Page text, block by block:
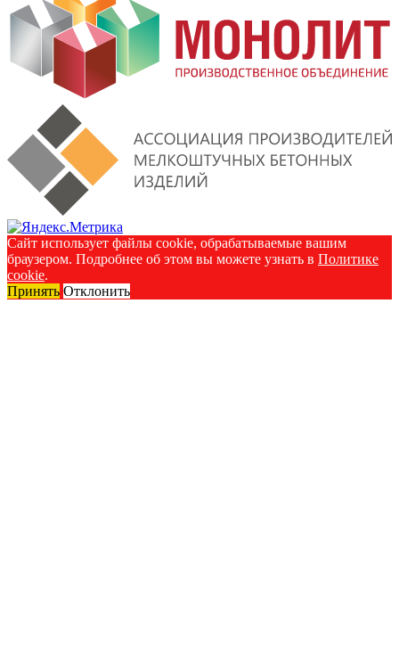
Сайт использует файлы cookie, обрабатываемые вашим
браузером. Подробнее об этом вы можете узнать в Политике
cookie.
Принять Отклонить